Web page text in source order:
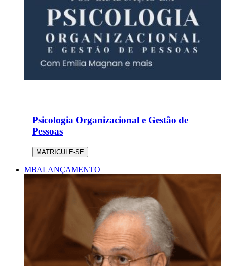
Psicologia Organizacional e Gestão de
Pessoas
MATRICULE-SE
MBALANÇAMENTO